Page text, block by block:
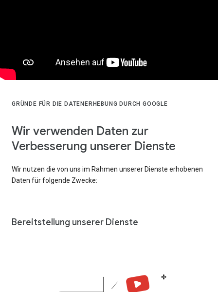
GRÜNDE FÜR DIE DATENERHEBUNG DURCH GOOGLE
Wir verwenden Daten zur
Verbesserung unserer Dienste
Wir nutzen die von uns im Rahmen unserer Dienste erhobenen
Daten für folgende Zwecke:
Bereitstellung unserer Dienste